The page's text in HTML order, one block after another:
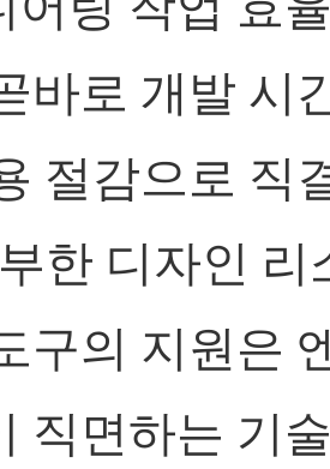
바로 개발 시
절감으로 직
한 디자인 리
구의 지원은
직면하는 기